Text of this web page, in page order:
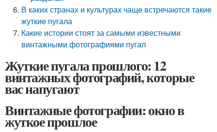
В каких странах и культурах чаще встречаются такие
жуткие пугала
Какие истории стоят за самыми известными
винтажными фотографиями пугал
Жуткие пугала прошлого: 12
винтажных фотографий, которые
вас напугают
Винтажные фотографии: окно в
жуткое прошлое